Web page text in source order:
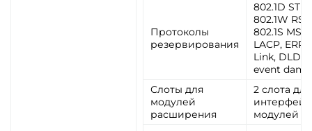
Протоколы
резервирования
802.1D STP,
802.1W
802.1S
LACP,
Link, DLDP,
event
Слоты для
модулей
расширения
2 слота для
модулей